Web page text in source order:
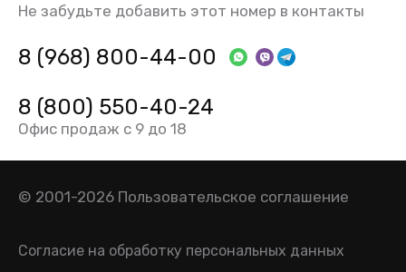
Не забудьте добавить этот номер в контакты
8 (968) 800-44-00
8 (800) 550-40-24
Офис продаж с 9 до 18
© 2001-2026 Пользовательское соглашение
Согласие на обработку персональных данных